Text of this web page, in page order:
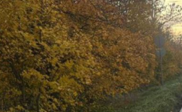
сияние
запечатлели
над